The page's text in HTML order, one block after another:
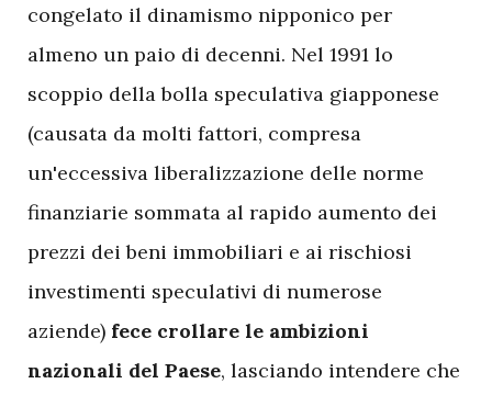
congelato il dinamismo nipponico per
almeno un paio di decenni. Nel 1991 lo
scoppio della bolla speculativa giapponese
(causata da molti fattori, compresa
un'eccessiva liberalizzazione delle norme
finanziarie sommata al rapido aumento dei
prezzi dei beni immobiliari e ai rischiosi
investimenti speculativi di numerose
aziende) fece crollare le ambizioni
nazionali del Paese, lasciando intendere che